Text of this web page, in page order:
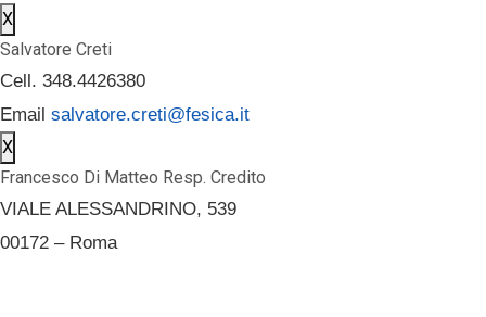
X
Salvatore Creti
Cell. 348.4426380
Email salvatore.creti@fesica.it
X
Francesco Di Matteo Resp. Credito
VIALE ALESSANDRINO, 539
00172 – Roma